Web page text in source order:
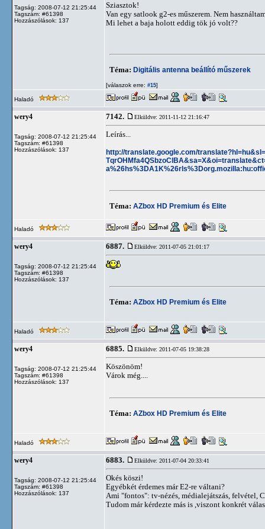
Tagság: 2008-07-12 21:25:44
Tagszám: #61398
Hozzászólások: 137
Sziasztok!
Van egy satlook g2-es műszerem. Nem
Mi lehet a baja holott eddig tök jó volt??
Téma: Digitális antenna beállító műszerek
[válaszok erre: #15]
Haladó
wery4
Tagság: 2008-07-12 21:25:44
Tagszám: #61398
Hozzászólások: 137
7142. Elküldve: 2011-11-12 21:16:47
Leírás...
http://translate.google.com/
Téma: AZbox HD Premium és Elite
Haladó
wery4
Tagság: 2008-07-12 21:25:44
Tagszám: #61398
Hozzászólások: 137
6887. Elküldve: 2011-07-05 21:01:17
Téma: AZbox HD Premium és Elite
Haladó
wery4
Tagság: 2008-07-12 21:25:44
Tagszám: #61398
Hozzászólások: 137
6885. Elküldve: 2011-07-05 19:38:28
Köszönöm!
Várok még....
Téma: AZbox HD Premium és Elite
Haladó
wery4
Tagság: 2008-07-12 21:25:44
Tagszám: #61398
Hozzászólások: 137
6883. Elküldve: 2011-07-04 20:33:41
Okés köszi!
Egyébkét érdemes már E2-re váltani?
Ami "fontos": tv-nézés, médialejátszás, felvétel,
Tudom már kérdezte más is ,viszont konkrét